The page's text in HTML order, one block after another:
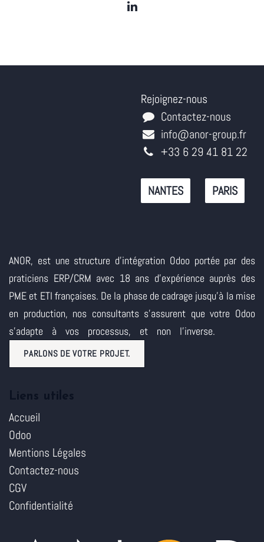
Rejoignez-nous
Contactez-nous
info@anor-group.fr
+33 6 29 41 81 22
NANTES PARIS
ANOR, est une structure d'intégration Odoo portée par des
praticiens ERP/CRM avec 18 ans d'expérience auprès des
PME et ETI françaises. De la phase de cadrage jusqu'à la mise
en production, nos consultants s'assurent que votre Odoo
s'adapte à vos processus, et non l'inverse.
PARLONS DE VOTRE PROJET.
Accueil
Odoo
Mentions Légales
Contactez-nous
CGV
Confidentialité